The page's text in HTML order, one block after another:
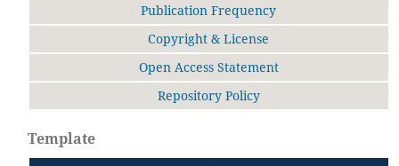
Publication Frequency
Copyright & License
Open Access Statement
Repository Policy
Template